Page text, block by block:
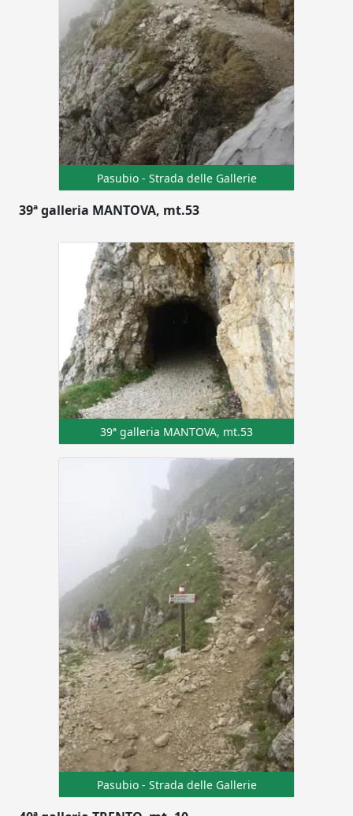
Pasubio - Strada delle Gallerie
39ª galleria MANTOVA, mt.53
39ª galleria MANTOVA, mt.53
Pasubio - Strada delle Gallerie